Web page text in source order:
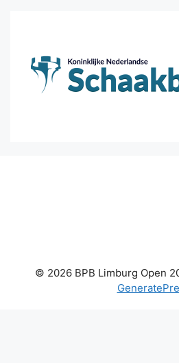
© 2026 BPB Limburg Open